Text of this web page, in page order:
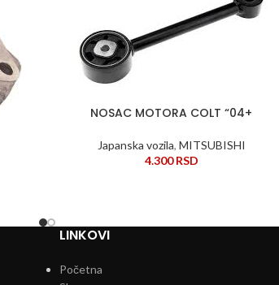
DODAJ U KORPU
NOSAC MOTORA COLT “04+
Japanska vozila, MITSUBISHI
4.300RSD
LINKOVI
Početna